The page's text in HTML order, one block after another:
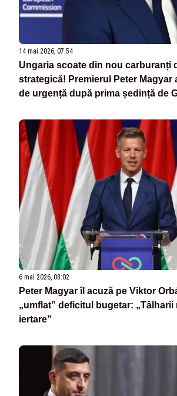
14 mai 2026, 07:54
Ungaria scoate din nou carburanți
strategică! Premierul Peter Magyar
de urgență după prima ședință de
6 mai 2026, 08:02
Peter Magyar îl acuză pe Viktor
„umflat” deficitul bugetar: „Tâlharii
iertare”